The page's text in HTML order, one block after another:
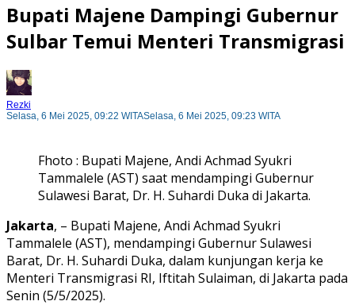
Bupati Majene Dampingi Gubernur
Sulbar Temui Menteri Transmigrasi
Rezki
Selasa, 6 Mei 2025, 09:22 WITASelasa, 6 Mei 2025, 09:23 WITA
Fhoto : Bupati Majene, Andi Achmad Syukri
Tammalele (AST) saat mendampingi Gubernur
Sulawesi Barat, Dr. H. Suhardi Duka di Jakarta.
Jakarta, – Bupati Majene, Andi Achmad Syukri
Tammalele (AST), mendampingi Gubernur Sulawesi
Barat, Dr. H. Suhardi Duka, dalam kunjungan kerja ke
Menteri Transmigrasi RI, Iftitah Sulaiman, di Jakarta pada
Senin (5/5/2025).